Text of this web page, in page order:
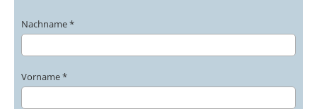
Nachname *
Vorname *